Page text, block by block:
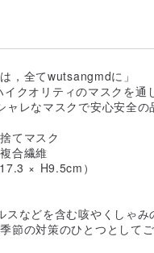
，全てwutsangmdに」
イクオリティのマスクを
ャレなマスクで安心安全の
てマスク
合繊維
× H9.5cm）
スなどを含む咳やくしゃ
節の対策のひとつとしてご